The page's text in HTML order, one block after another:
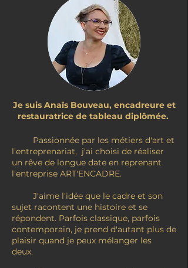
​ Passionnée par les métiers d'art et
l'entreprenariat, j'ai choisi de réaliser
un rêve de longue date en reprenant
l'entreprise ART'ENCADRE.
J'aime l'idée que le cadre et son
sujet racontent une histoire et se
répondent. Parfois classique, parfois
contemporain, je prend d'autant plus de
plaisir quand je peux mélanger les
deux.
Je suis Anaïs Bouveau, encadreure et
restauratrice de tableau diplômée.